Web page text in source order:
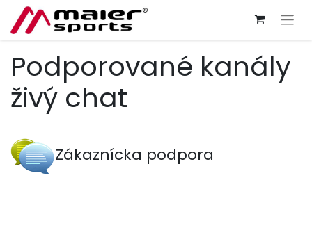
Podporované kanály
živý chat
Zákaznícka podpora